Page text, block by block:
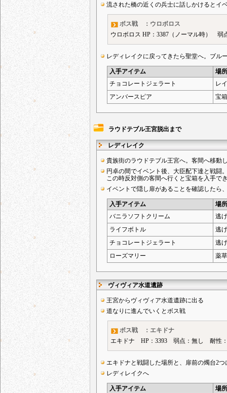
流された橋の近くの兵士に話しかけるとイ
ボス戦 ：ウロボロス
ウロボロス HP：3387（ノーマル時）
レディレイクに戻ってきたら聖堂へ。ブル
入手アイテム
場所
チョコレートジェラート
レ
アンバースピア
宝箱
ラウドテブル王宮脱出まで
レディレイク
貴族街のラウドテブル王宮へ。客間へ移動
円卓の間でイベント後、大臣配下達と戦闘
この時反対側の客間へ行くと宝箱を入手で
イベントで隠し扉があることを確認したら
入手アイテム
場所
バニラソフトクリーム
逃
ライフボトル
逃
チョコレートジェラート
逃
ローズマリー
薬草
ヴィヴィア水道遺跡
王宮からヴィヴィア水道遺跡に出る
道なりに進んでいくとボス戦
ボス戦 ：エキドナ
エキドナ HP：3393 弱点：無し 耐性
エキドナと戦闘した場所と、扉前の燭台2
レディレイクへ
入手アイテム
場所